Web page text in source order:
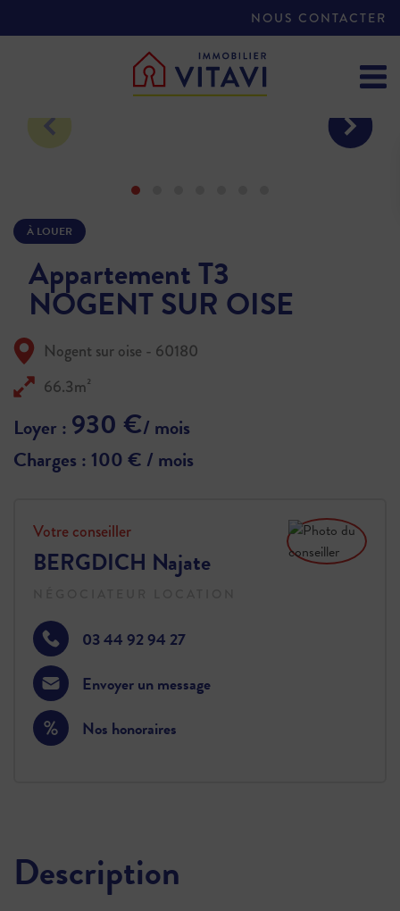
NOUS CONTACTER
À LOUER
Appartement T3
NOGENT SUR OISE
Nogent sur oise - 60180
66.3m²
Loyer : 930 €/ mois
Charges : 100 € / mois
Votre conseiller
BERGDICH Najate
03 44 92 94 27
Envoyer un message
Nos honoraires
Description